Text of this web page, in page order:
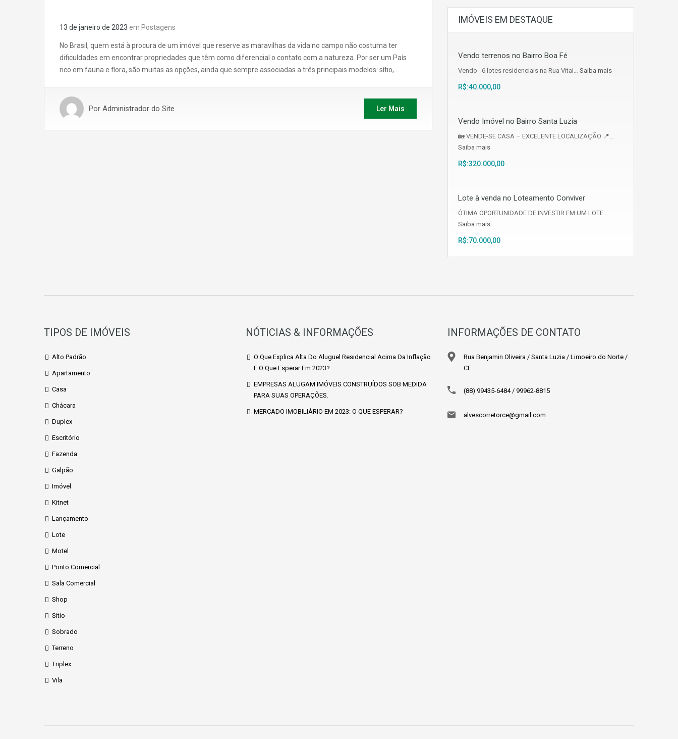
13 de janeiro de 2023 em Postagens
No Brasil, quem está à procura de um imóvel que reserve as maravilhas da vida no campo não costuma ter
dificuldades em encontrar propriedades que têm como diferencial o contato com a natureza. Por ser um País
rico em fauna e flora, são muitas as opções, ainda que sempre associadas a três principais modelos: sítio,…
Por Administrador do Site Ler Mais
IMÓVEIS EM DESTAQUE
Vendo terrenos no Bairro Boa Fé
Vendo 6 lotes residenciais na Rua Vital… Saiba mais
R$:40.000,00
Vendo Imóvel no Bairro Santa Luzia
🏡 VENDE-SE CASA – EXCELENTE LOCALIZAÇÃO 📍…
Saiba mais
R$:320.000,00
Lote à venda no Loteamento Conviver
ÓTIMA OPORTUNIDADE DE INVESTIR EM UM LOTE…
Saiba mais
R$:70.000,00
TIPOS DE IMÓVEIS
Alto Padrão
Apartamento
Casa
Chácara
Duplex
Escritório
Fazenda
Galpão
Imóvel
Kitnet
Lançamento
Lote
Motel
Ponto Comercial
Sala Comercial
Shop
Sítio
Sobrado
Terreno
Triplex
Vila
NÓTICIAS & INFORMAÇÕES
O Que Explica Alta Do Aluguel Residencial Acima Da Inflação
E O Que Esperar Em 2023?
EMPRESAS ALUGAM IMÓVEIS CONSTRUÍDOS SOB MEDIDA
PARA SUAS OPERAÇÕES.
MERCADO IMOBILIÁRIO EM 2023: O QUE ESPERAR?
INFORMAÇÕES DE CONTATO
Rua Benjamin Oliveira / Santa Luzia / Limoeiro do Norte /
CE
(88) 99435-6484 / 99962-8815
alvescorretorce@gmail.com